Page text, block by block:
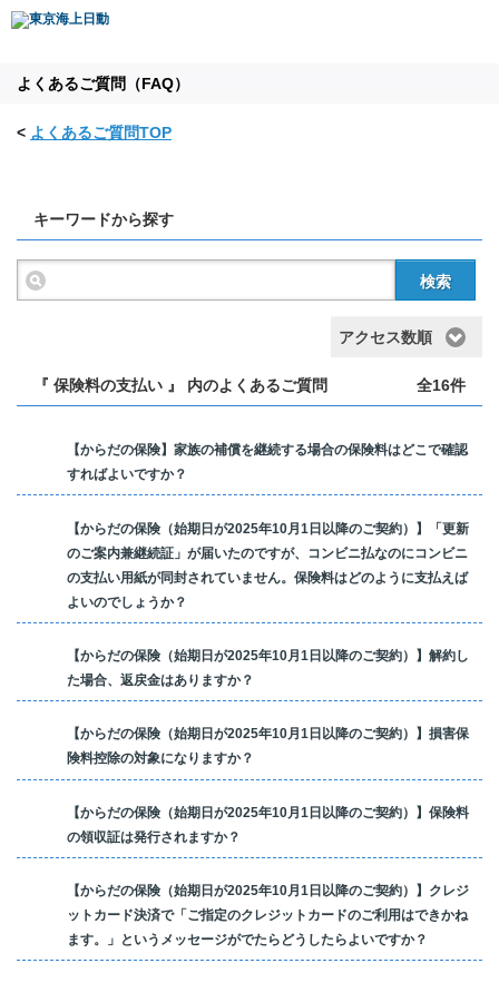
よくあるご質問（FAQ）
< よくあるご質問TOP
キーワードから探す
検索
アクセス数順
『 保険料の支払い 』 内のよくあるご質問 全16件
【からだの保険】家族の補償を継続する場合の保険料はどこで確認
すればよいですか？
【からだの保険（始期日が2025年10月1日以降のご契約）】「更新
のご案内兼継続証」が届いたのですが、コンビニ払なのにコンビニ
の支払い用紙が同封されていません。保険料はどのように支払えば
よいのでしょうか？
【からだの保険（始期日が2025年10月1日以降のご契約）】解約し
た場合、返戻金はありますか？
【からだの保険（始期日が2025年10月1日以降のご契約）】損害保
険料控除の対象になりますか？
【からだの保険（始期日が2025年10月1日以降のご契約）】保険料
の領収証は発行されますか？
【からだの保険（始期日が2025年10月1日以降のご契約）】クレジ
ットカード決済で「ご指定のクレジットカードのご利用はできかね
ます。」というメッセージがでたらどうしたらよいですか？